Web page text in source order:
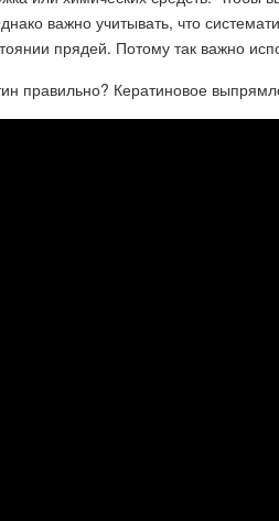
важно учитывать, что
прядей. Потому так важно
правильно? Кератиновое